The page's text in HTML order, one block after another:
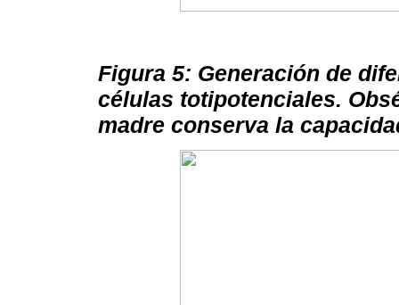
Figura 5: Generación de
células totipotenciales.
madre conserva la